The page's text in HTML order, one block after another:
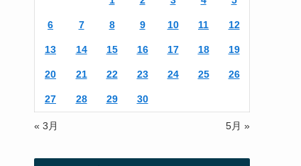
6 7 8 9 10 11 12
13 14 15 16 17 18 19
20 21 22 23 24 25 26
27 28 29 30
« 3月 5月 »